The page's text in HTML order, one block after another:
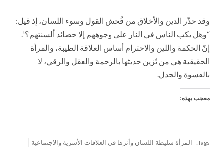
وقد حذّر الدين والأخلاق من فُحش القول وسوء اللسان، إذ قيل:
“وهل يكب الناس في النار على وجوههم إلا حصائد ألسنتهم؟”.
إنّ الحكمة واللين والاحترام أساس العلاقة الطيبة، والمرأة
الحقيقية هي من تُزين حديثها بالرحمة والعقل والرقي، لا
بالقسوة والجدل.
معجب بهذه:
Tags:
المرأة سليطة اللسان وأثرها في العلاقات الأسرية والاجتماعية